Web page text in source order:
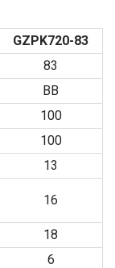
GZPK720-83
83
BB
100
100
13
16
18
6